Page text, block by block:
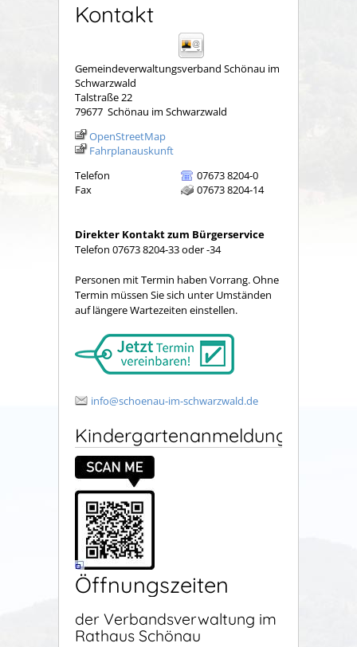
Kontakt
Gemeindeverwaltungsverband Schönau im
Schwarzwald
Talstraße 22
79677 Schönau im Schwarzwald
OpenStreetMap
Fahrplanauskunft
Telefon
07673 8204-0
Fax
07673 8204-14
Direkter Kontakt zum Bürgerservice
Telefon 07673 8204-33 oder -34
Personen mit Termin haben Vorrang. Ohne
Termin müssen Sie sich unter Umständen
auf längere Wartezeiten einstellen.
info@schoenau-im-schwarzwald.de
Kindergartenanmeldung
Öffnungszeiten
der Verbandsverwaltung im
Rathaus Schönau